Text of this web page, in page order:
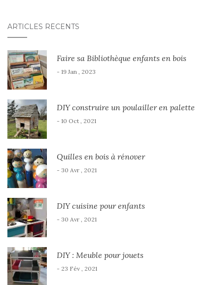
ARTICLES RÉCENTS
Faire sa Bibliothèque enfants en bois
- 19 Jan , 2023
DIY construire un poulailler en palette
- 10 Oct , 2021
Quilles en bois à rénover
- 30 Avr , 2021
DIY cuisine pour enfants
- 30 Avr , 2021
DIY : Meuble pour jouets
- 23 Fév , 2021